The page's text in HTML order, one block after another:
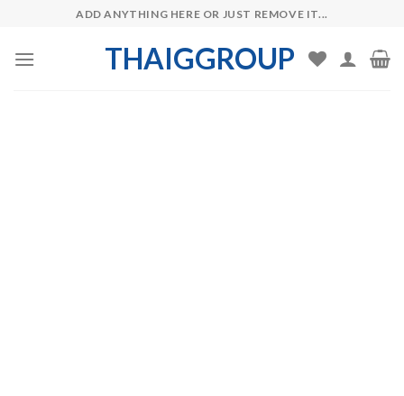
content
ADD ANYTHING HERE OR JUST REMOVE IT...
THAIGGROUP